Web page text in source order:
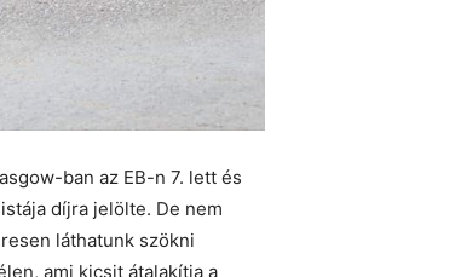
ban az EB-n 7. lett és
díjra jelölte. De nem
láthatunk szökni
ami kicsit átalakítja a